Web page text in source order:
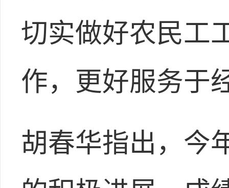
切实做好农民工
作，更好服务于
胡春华指出，今